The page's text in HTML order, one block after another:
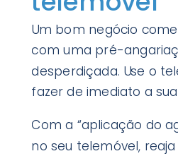
Um bom negócio
com uma pré-
desperdiçada. Use o
fazer de imediato a
Com a “aplicação do
no seu telemóvel,